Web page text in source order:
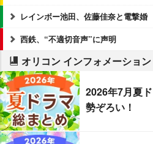
レインボー池田、佐藤佳奈と電撃婚
西鉄、“不適切音声”に声明
オリコン インフォメーション
2026年7月夏
勢ぞろい！